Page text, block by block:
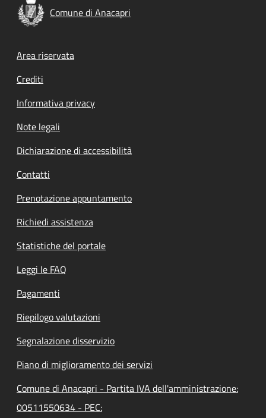
Comune di Anacapri
Footer menu
Area riservata
Crediti
Informativa privacy
Note legali
Dichiarazione di accessibilità
Contatti
Prenotazione appuntamento
Richiedi assistenza
Statistiche del portale
Leggi le FAQ
Pagamenti
Riepilogo valutazioni
Segnalazione disservizio
Piano di miglioramento dei servizi
Comune di Anacapri - Partita IVA dell'amministrazione:
00511550634 - PEC: